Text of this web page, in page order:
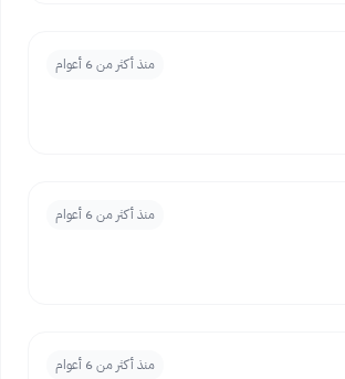
منذ أكثر من 6 أعوام
منذ أكثر من 6 أعوام
منذ أكثر من 6 أعوام